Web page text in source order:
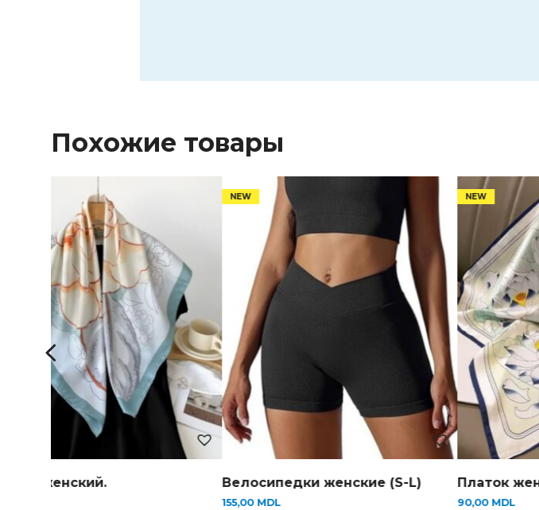
Похожие товары
женские (S-L) Платок женский.
90,00MDL
Кеды
до 40)